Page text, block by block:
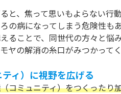
と、焦って思いもよらない行
の病になってしまう危険性もあ
ることで、同世代の方々と悩
ヤの解消の糸口がみつかって
ィ）に視野を広げる
コミュニティ）をつくったり